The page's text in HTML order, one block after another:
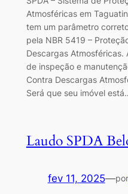
Atmosféricas em
tem um parâmetro
pela NBR 5419 –
Descargas
de inspeção e
Contra Descargas
Será que seu imóvel
Laudo SPDA
fev 11, 2025—por